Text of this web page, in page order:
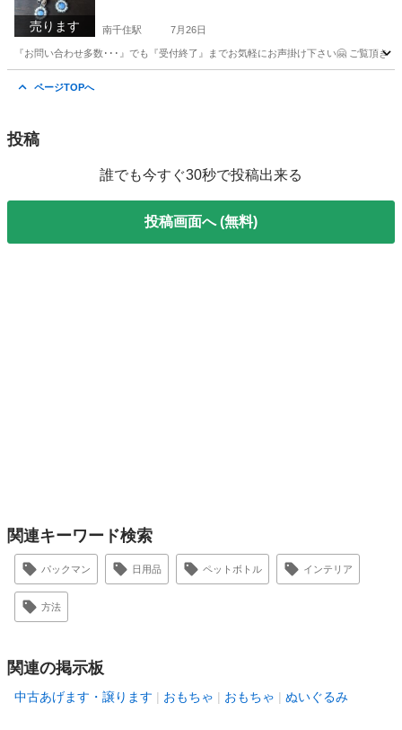
売ります 南千住駅 7月26日
『お問い合わせ多数･･･』でも『受付終了』までお気軽にお声掛け下さい🤗 ご覧頂
ページTOPへ
投稿
誰でも今すぐ30秒で投稿出来る
投稿画面へ (無料)
関連キーワード検索
パックマン 日用品 ペットボトル インテリア
方法
関連の掲示板
中古あげます・譲ります おもちゃ おもちゃ ぬいぐるみ